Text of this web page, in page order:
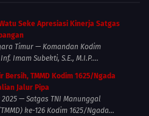
Seke Apresiasi Kinerja Satgas
Timur — Komandan Kodim
Imam Subekti, S.E., M.I.P....
Bersih, TMMD Kodim 1625/Ngada
Jalur Pipa
— Satgas TNI Manunggal
ke-126 Kodim 1625/Ngada...